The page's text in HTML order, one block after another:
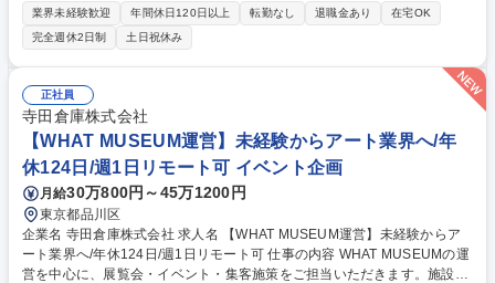
る部署にて、ライヴ制作プロデューサー又はディレクターとして企画・制
作業務をご担当。下記業務を経験に応じてお任せします。 【詳細】■ライ
ヴ・コンサート・フェス等のプロデュース・制作進行業務全般 ■興行内容
の企画提案 ■予算管理 ・進行管理 ■スタッフ管理■アーティスト対応 ■終
演後の精算 ■社内事務業務 等 【魅力】グループとしてレーベル機能を併
せ持っており、アーティスト発掘をレーベルと一緒に手掛けることが可
能。協賛営業、チケット販売、FCなどの機能が社内にあり、同じ目線で
進めていけます。 募集職種 【ライヴ制作プロデューサー・ディレクタ
ー】「a-nation」等多数イベントを企画
業界未経験歓迎 年間休日120日以上 転勤なし 退職金あり
在宅OK
完全週休2日制
土日祝休み
正社員
寺田倉庫株式会社
【WHAT MUSEUM運営】未経験からアート業界へ/年
休124日/週1日リモート可 イベント企画
月給30万800円～45万1200円
東京都品川区
企業名 寺田倉庫株式会社 求人名 【WHAT MUSEUM運営】未経験からア
ート業界へ/年休124日/週1日リモート可 仕事の内容 WHAT MUSEUMの運
営を中心に、展覧会・イベント・集客施策をご担当いただきます。施設運